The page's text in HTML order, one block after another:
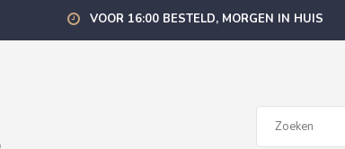
VOOR 16:00 BESTELD, MORGEN IN HUIS